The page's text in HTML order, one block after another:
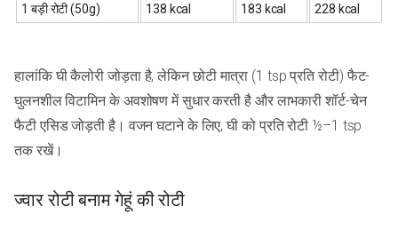
1 बड़ी रोटी (50g) 138 kcal 183 kcal 228 kcal
हालांकि घी कैलोरी जोड़ता है, लेकिन छोटी मात्रा (1 tsp प्रति रोटी) फैट-
घुलनशील विटामिन के अवशोषण में सुधार करती है और लाभकारी शॉर्ट-चेन
फैटी एसिड जोड़ती है। वजन घटाने के लिए, घी को प्रति रोटी ½–1 tsp
तक रखें।
ज्वार रोटी बनाम गेहूं की रोटी